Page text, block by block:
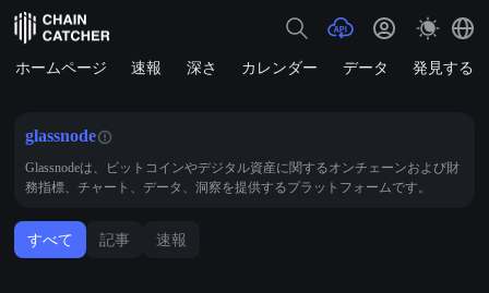
ホームページ 速報 深さ カレンダー データ 発見する
glassnode
Glassnodeは、ビットコインやデジタル資産に関するオンチェーンおよび財
務指標、チャート、データ、洞察を提供するプラットフォームです。
すべて 記事 速報